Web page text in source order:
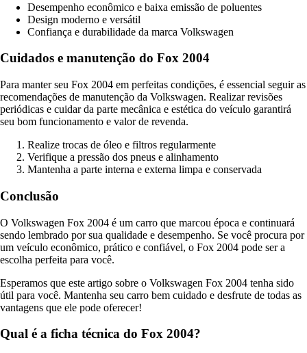
Desempenho econômico e baixa emissão de poluentes
Design moderno e versátil
Confiança e durabilidade da marca Volkswagen
Cuidados e manutenção do Fox 2004
Para manter seu Fox 2004 em perfeitas condições, é essencial seguir as
recomendações de manutenção da Volkswagen. Realizar revisões
periódicas e cuidar da parte mecânica e estética do veículo garantirá
seu bom funcionamento e valor de revenda.
Realize trocas de óleo e filtros regularmente
Verifique a pressão dos pneus e alinhamento
Mantenha a parte interna e externa limpa e conservada
Conclusão
O Volkswagen Fox 2004 é um carro que marcou época e continuará
sendo lembrado por sua qualidade e desempenho. Se você procura por
um veículo econômico, prático e confiável, o Fox 2004 pode ser a
escolha perfeita para você.
Esperamos que este artigo sobre o Volkswagen Fox 2004 tenha sido
útil para você. Mantenha seu carro bem cuidado e desfrute de todas as
vantagens que ele pode oferecer!
Qual é a ficha técnica do Fox 2004?